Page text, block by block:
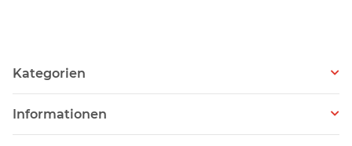
Kategorien
Informationen